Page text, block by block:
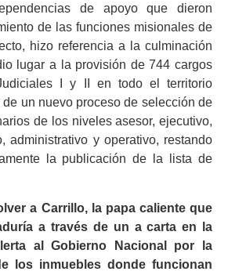
de apoyo que dieron
de las funciones misionales de
hizo referencia a la culminación
lugar a la provisión de 744 cargos
I y II en todo el territorio
un nuevo proceso de selección de
de los niveles asesor, ejecutivo,
administrativo y operativo, restando
la publicación de la lista de
a Carrillo, la papa caliente que
a través de un a carta en la
al Gobierno Nacional por la
los inmuebles donde funcionan